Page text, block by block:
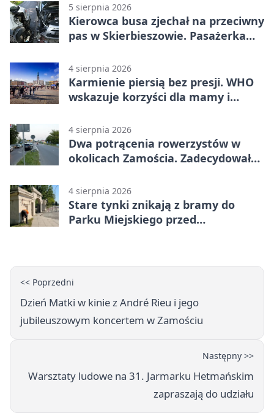
5 sierpnia 2026
Kierowca busa zjechał na przeciwny
pas w Skierbieszowie. Pasażerka
4 sierpnia 2026
Karmienie piersią bez presji. WHO
wskazuje korzyści dla mamy i
4 sierpnia 2026
Dwa potrącenia rowerzystów w
okolicach Zamościa. Zadecydowało
4 sierpnia 2026
Stare tynki znikają z bramy do
Parku Miejskiego przed
<< Poprzedni
Dzień Matki w kinie z André Rieu i jego
jubileuszowym koncertem w Zamościu
Następny >>
Warsztaty ludowe na 31. Jarmarku Hetmańskim
zapraszają do udziału